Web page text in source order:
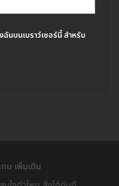
นบนเบราว์เซอร์นี้ สำหรับ
ม เพิ่มเติม